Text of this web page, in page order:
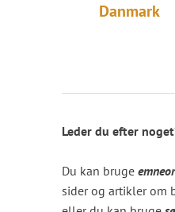
Danmark
Leder du efter
Du kan bruge
sider og artikler om